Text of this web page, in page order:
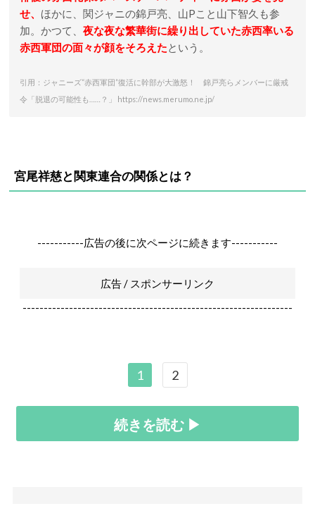
せ、 ほかに、関ジャニの錦戸亮、山Pこと山下智久も参
加。かつて、 夜な夜な繁華街に繰り出していた赤西率いる
赤西軍団の面々が顔をそろえたという。
引用：ジャニーズ“赤西軍団”復活に幹部が大激怒！ 錦戸亮らメンバーに厳戒
令「脱退の可能性も……？」 https://news.merumo.ne.jp/
宮尾祥慈と関東連合の関係とは？
-----------広告の後に次ページに続きます-----------
広告 / スポンサーリンク
----------------------------------------------------------------
1 2
続きを読む ▶